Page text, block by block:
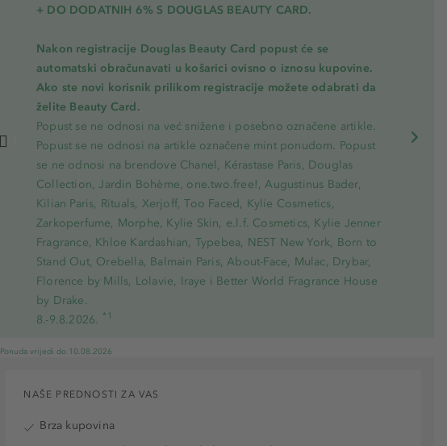
+ DO DODATNIH 6% S DOUGLAS BEAUTY CARD.
Nakon registracije Douglas Beauty Card popust će se
automatski obračunavati u košarici ovisno o iznosu kupovine.
Ako ste novi korisnik prilikom registracije možete odabrati da
želite Beauty Card.
Popust se ne odnosi na već snižene i posebno označene artikle.
Popust se ne odnosi na artikle označene mint ponudom. Popust
se ne odnosi na brendove Chanel, Kérastase Paris, Douglas
Collection, Jardin Bohème, one.two.free!, Augustinus Bader,
Kilian Paris, Rituals, Xerjoff, Too Faced, Kylie Cosmetics,
Zarkoperfume, Morphe, Kylie Skin, e.l.f. Cosmetics, Kylie Jenner
Fragrance, Khloe Kardashian, Typebea, NEST New York, Born to
Stand Out, Orebella, Balmain Paris, About-Face, Mulac, Drybar,
Florence by Mills, Lolavie, Iraye i Better World Fragrance House
by Drake.
8.-9.8.2026. *1
Ponuda vrijedi do 10.08.2026
NAŠE PREDNOSTI ZA VAS
Brza kupovina